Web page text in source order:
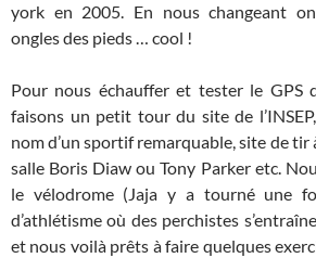
york en 2005. En nous changeant
ongles des pieds … cool !
Pour nous échauffer et tester le GPS
faisons un petit tour du site de
nom d’un sportif remarquable, site de tir
salle Boris Diaw ou Tony Parker etc.
le vélodrome (Jaja y a tourné une
d’athlétisme où des perchistes
et nous voilà prêts à faire quelques